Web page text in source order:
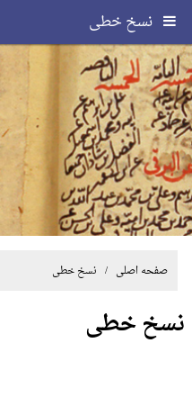
نسخ خطی
صفحه اصلی / نسخ خطی
نسخ خطی